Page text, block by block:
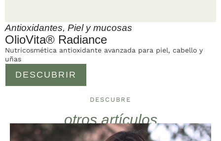
Antioxidantes, Piel y mucosas
OlioVita® Radiance
DESCUBRIR
Nutricosmética antioxidante avanzada para piel, cabello y
uñas
DESCUBRE
otros artículos